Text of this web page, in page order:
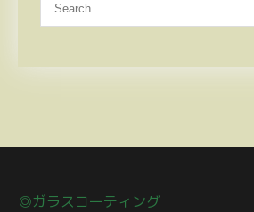
◎ガラスコーティング